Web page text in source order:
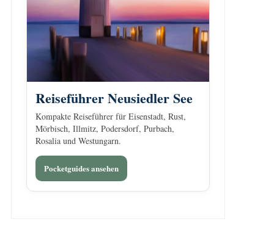
Reiseführer Neusiedler See
Kompakte Reiseführer für Eisenstadt, Rust,
Mörbisch, Illmitz, Podersdorf, Purbach,
Rosalia und Westungarn.
Pocketguides ansehen